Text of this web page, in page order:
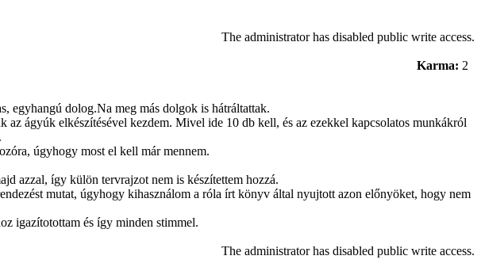
The administrator has disabled public write access.
Karma: 2
egyhangú dolog.Na meg más dolgok is hátráltattak.
az ágyúk elkészítésével kezdem. Mivel ide 10 db kell, és az ezekkel kapcsolatos munkákról
úgyhogy most el kell már mennem.
azzal, így külön tervrajzot nem is készítettem hozzá.
mutat, úgyhogy kihasználom a róla írt könyv által nyujtott azon előnyöket, hogy nem
igazítotottam és így minden stimmel.
The administrator has disabled public write access.